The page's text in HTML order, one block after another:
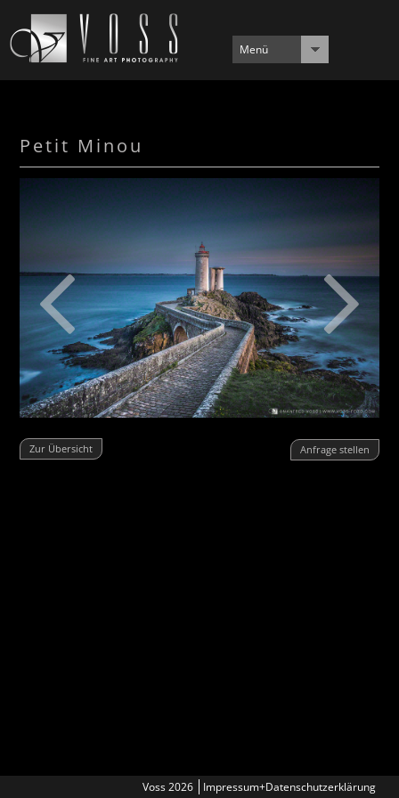
Menü
Petit Minou
Zur Übersicht Anfrage stellen
Voss 2026 Impressum+Datenschutzerklärung